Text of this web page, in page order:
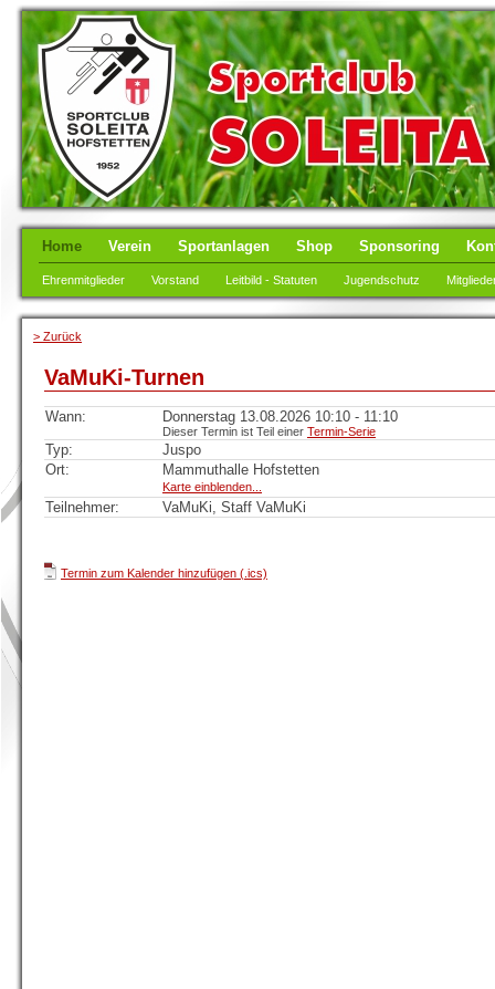
Home Verein Sportanlagen Shop Sponsoring
Ehrenmitglieder Vorstand Leitbild - Statuten Jugendschutz
> Zurück
VaMuKi-Turnen
Wann: Donnerstag 13.08.2026 10:10 - 11:10
Dieser Termin ist Teil einer Termin-Serie
Typ:
Juspo
Ort:
Mammuthalle Hofstetten
Karte einblenden...
Teilnehmer: VaMuKi, Staff VaMuKi
Termin zum Kalender hinzufügen (.ics)